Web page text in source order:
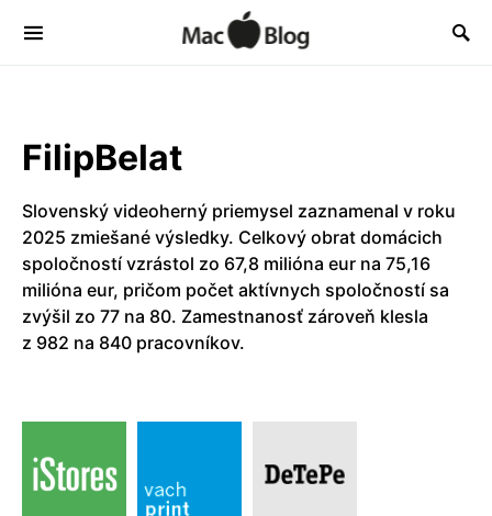
FilipBelat
Slovenský videoherný priemysel zaznamenal v roku
2025 zmiešané výsledky. Celkový obrat domácich
spoločností vzrástol zo 67,8 milióna eur na 75,16
milióna eur, pričom počet aktívnych spoločností sa
zvýšil zo 77 na 80. Zamestnanosť zároveň klesla
z 982 na 840 pracovníkov.